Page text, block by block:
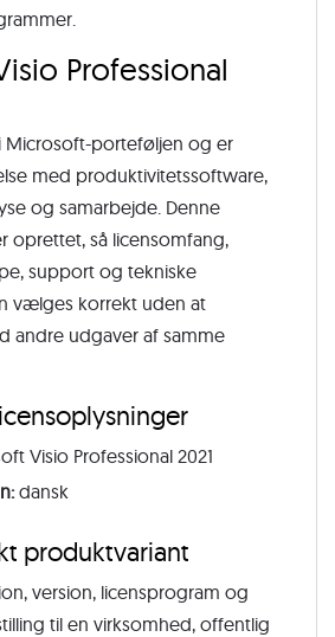
Professional
Microsoft-porteføljen og er
med produktivitetssoftware,
og samarbejde. Denne
oprettet, så licensomfang,
support og tekniske
vælges korrekt uden at
andre udgaver af samme
Visio Professional 2021
dansk
produktvariant
version, licensprogram og
til en virksomhed, offentlig